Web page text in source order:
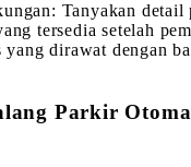
Tanyakan detail
tersedia setelah
yang dirawat dengan
Parkir